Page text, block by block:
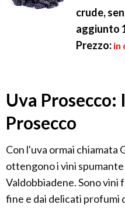
crude,
aggiunto
Prezzo: in
Uva Prosecco:
Prosecco
Con l'uva ormai chiamata
ottengono i vini
Valdobbiadene. Sono
fine e dai delicati profumi